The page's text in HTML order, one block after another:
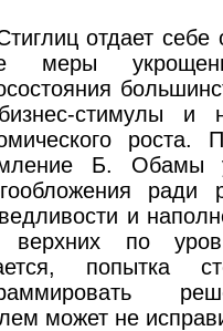
отдает себе
меры
стимулы и
Б. Обамы
ради
и
верхних по
попытка
может не